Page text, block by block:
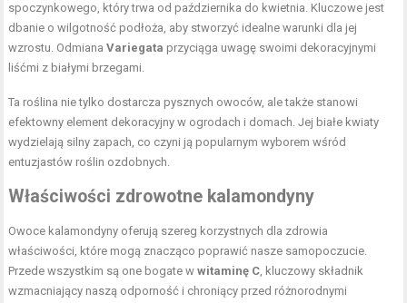
spoczynkowego, który trwa od października do kwietnia. Kluczowe jest
dbanie o wilgotność podłoża, aby stworzyć idealne warunki dla jej
wzrostu. OdmianaVariegata przyciąga uwagę swoimi dekoracyjnymi
liśćmi z białymi brzegami.
Ta roślina nie tylko dostarcza pysznych owoców, ale także stanowi
efektowny element dekoracyjny w ogrodach i domach. Jej białe kwiaty
wydzielają silny zapach, co czyni ją popularnym wyborem wśród
entuzjastów roślin ozdobnych.
Właściwości zdrowotne kalamondyny
Owoce kalamondyny oferują szereg korzystnych dla zdrowia
właściwości, które mogą znacząco poprawić nasze samopoczucie.
Przede wszystkim są one bogate wwitaminę C, kluczowy składnik
wzmacniający naszą odporność i chroniący przed różnorodnymi